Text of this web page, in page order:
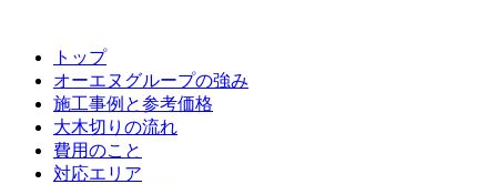
トップ
オーエヌグループの強み
施工事例と参考価格
大木切りの流れ
費用のこと
対応エリア